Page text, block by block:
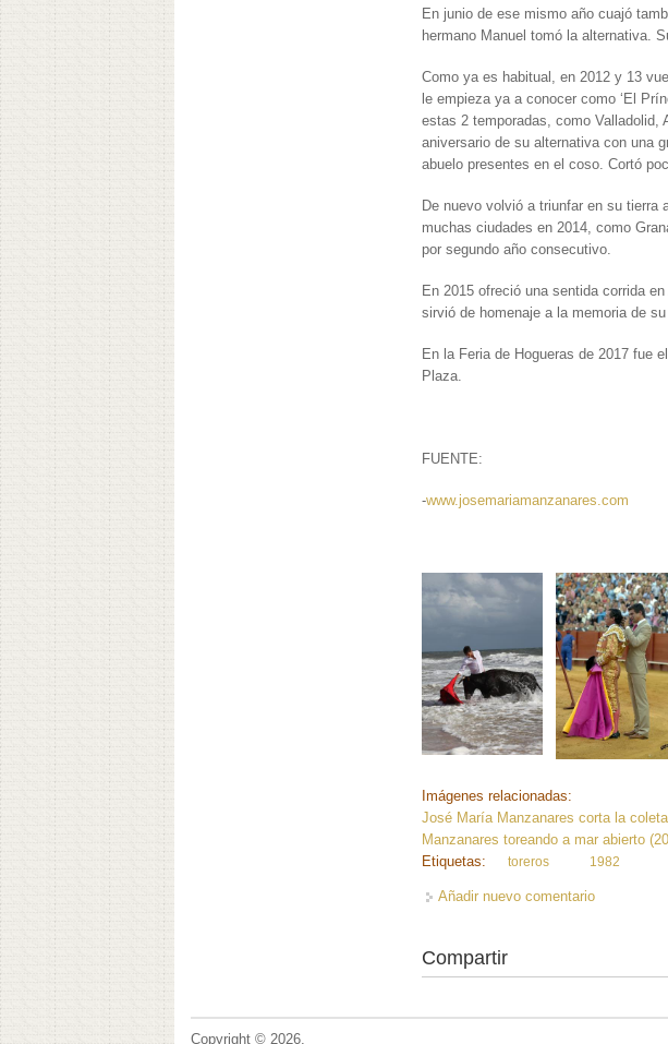
En junio de ese mismo año cuajó
hermano Manuel tomó la alternativa.
Como ya es habitual, en 2012 y 13
le empieza ya a conocer como ‘El
estas 2 temporadas, como Valladolid,
aniversario de su alternativa con una
abuelo presentes en el coso. Cortó
De nuevo volvió a triunfar en su
muchas ciudades en 2014, como
por segundo año consecutivo.
En 2015 ofreció una sentida corrida
sirvió de homenaje a la memoria de
En la Feria de Hogueras de 2017 fue
Plaza.
FUENTE:
-www.josemariamanzanares.com
Imágenes relacionadas:
José María Manzanares corta la
Manzanares toreando a mar abierto
Etiquetas:
toreros 1982
Añadir nuevo comentario
Compartir
Copyright © 2026,